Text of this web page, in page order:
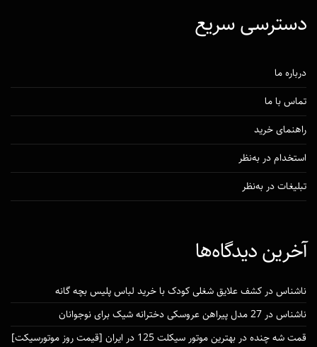
دسترسی‌ سریع
درباره ما
تماس با ما
راهنمای خرید
استخدام در به‌نظر
تبلیغات در به‌نظر
آخرین دیدگاه‌ها
ناشناسدر کشف علایق شغلی کودک با خرید لباس پلیس بچه گانه
ناشناسدر 27 مدل پیراهن عروسکی دخترانه شیک برای نوجوانان
قمت شه چندهدر بهترین موتور سیکلت 125 در ایران [قیمت روز موتورسیکت]